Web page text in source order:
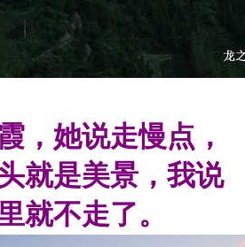
，她说走慢点，
就是美景，我说
就不走了。